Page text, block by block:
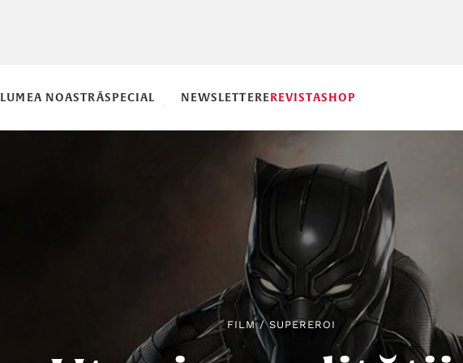
LUMEA NOASTRĂSPECIAL NEWSLETTEREREVISTASHOP
FILM/SUPEREROI